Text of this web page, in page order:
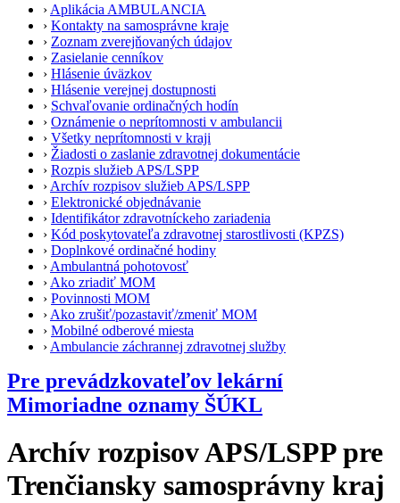
› Aplikácia AMBULANCIA
› Kontakty na samosprávne kraje
› Zoznam zverejňovaných údajov
› Zasielanie cenníkov
› Hlásenie úväzkov
› Hlásenie verejnej dostupnosti
› Schvaľovanie ordinačných hodín
› Oznámenie o neprítomnosti v ambulancii
› Všetky neprítomnosti v kraji
› Žiadosti o zaslanie zdravotnej dokumentácie
› Rozpis služieb APS/LSPP
› Archív rozpisov služieb APS/LSPP
› Elektronické objednávanie
› Identifikátor zdravotníckeho zariadenia
› Kód poskytovateľa zdravotnej starostlivosti (KPZS)
› Doplnkové ordinačné hodiny
› Ambulantná pohotovosť
› Ako zriadiť MOM
› Povinnosti MOM
› Ako zrušiť/pozastaviť/zmeniť MOM
› Mobilné odberové miesta
› Ambulancie záchrannej zdravotnej služby
Pre prevádzkovateľov lekární
Mimoriadne oznamy ŠÚKL
Archív rozpisov APS/LSPP pre
Trenčiansky samosprávny kraj